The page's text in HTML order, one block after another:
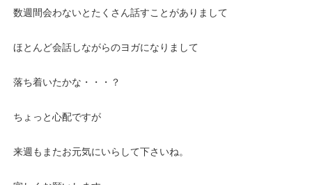
数週間会わないとたくさん話すことがありまして
ほとんど会話しながらのヨガになりまして
落ち着いたかな・・・？
ちょっと心配ですが
来週もまたお元気にいらして下さいね。